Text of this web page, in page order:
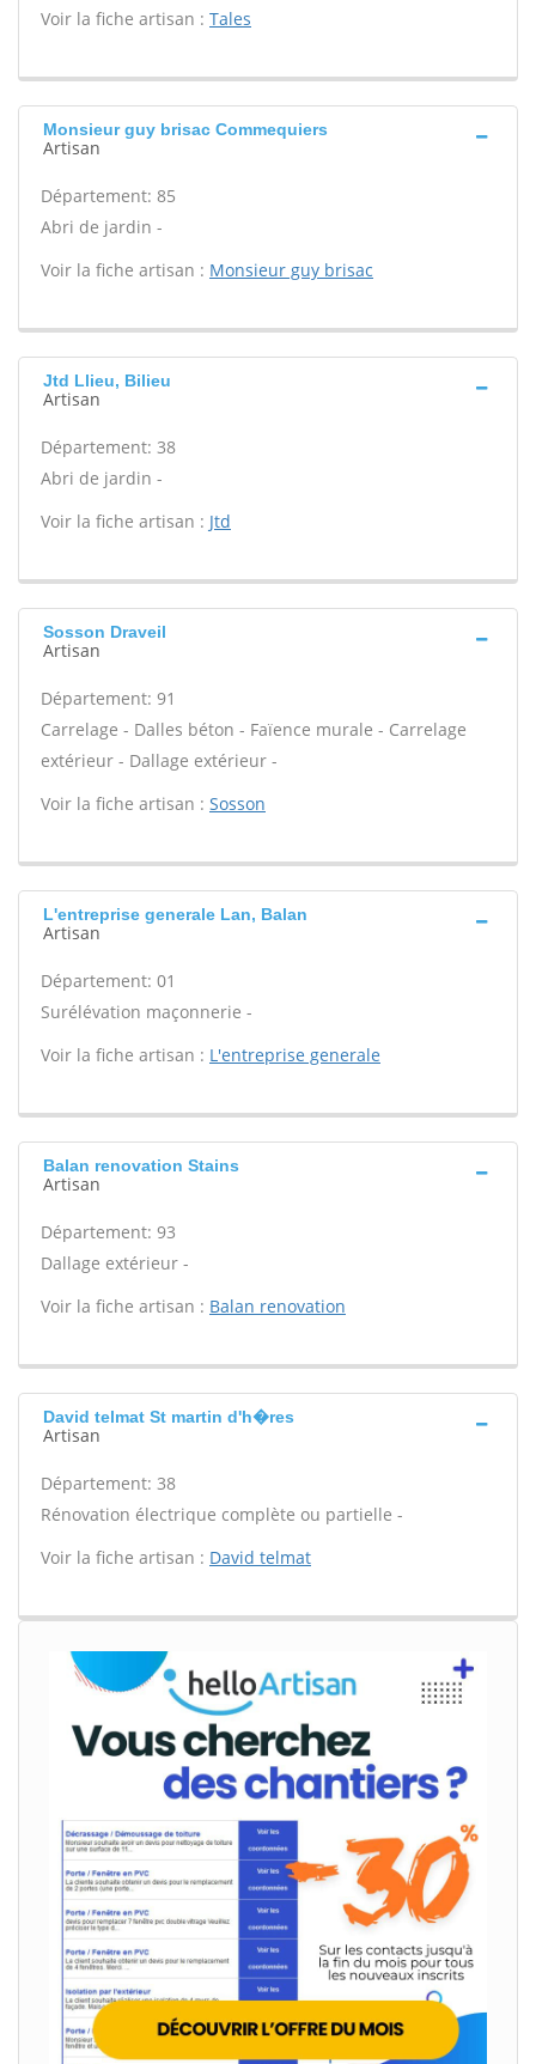
Voir la fiche artisan : Tales
Monsieur guy brisac Commequiers
Artisan
Département: 85
Abri de jardin -
Voir la fiche artisan : Monsieur guy brisac
Jtd Llieu, Bilieu
Artisan
Département: 38
Abri de jardin -
Voir la fiche artisan : Jtd
Sosson Draveil
Artisan
Département: 91
Carrelage - Dalles béton - Faïence murale - Carrelage
extérieur - Dallage extérieur -
Voir la fiche artisan : Sosson
L'entreprise generale Lan, Balan
Artisan
Département: 01
Surélévation maçonnerie -
Voir la fiche artisan : L'entreprise generale
Balan renovation Stains
Artisan
Département: 93
Dallage extérieur -
Voir la fiche artisan : Balan renovation
David telmat St martin d'h�res
Artisan
Département: 38
Rénovation électrique complète ou partielle -
Voir la fiche artisan : David telmat